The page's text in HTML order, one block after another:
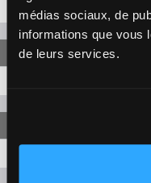
médias sociaux, de
informations que vous
de leurs services.
1-8